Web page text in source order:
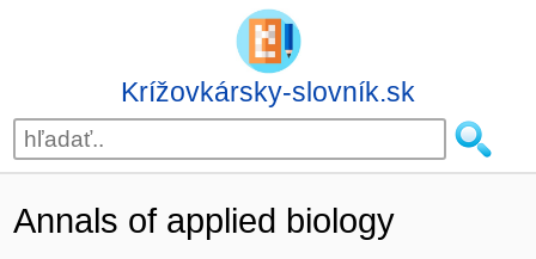
Krížovkársky-slovník.sk
Annals of applied biology